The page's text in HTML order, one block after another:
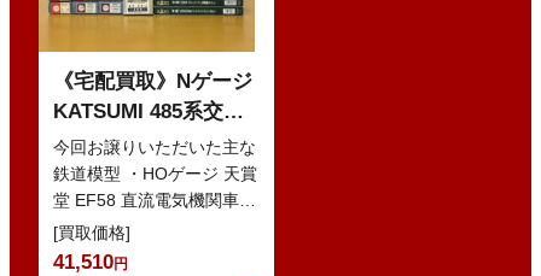
《宅配買取》Nゲージ
KATSUMI 485系交直
流特急型電車 などの
鉄道模型
今回お譲りいただいた主な
鉄道模型 ・HOゲージ 天賞
堂 EF58 直流電気機関車
・Nゲージ KATO 10-386
285系0番…
[買取価格]
41,510円